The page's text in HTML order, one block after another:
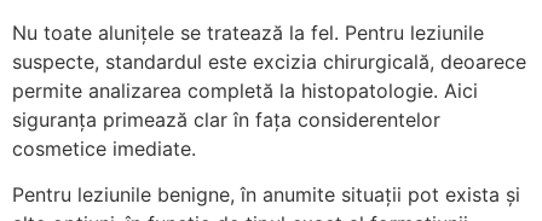
Nu toate alunițele se tratează la fel. Pentru leziunile
suspecte, standardul este excizia chirurgicală, deoarece
permite analizarea completă la histopatologie. Aici
siguranța primează clar în fața considerentelor
cosmetice imediate.
Pentru leziunile benigne, în anumite situații pot exista și